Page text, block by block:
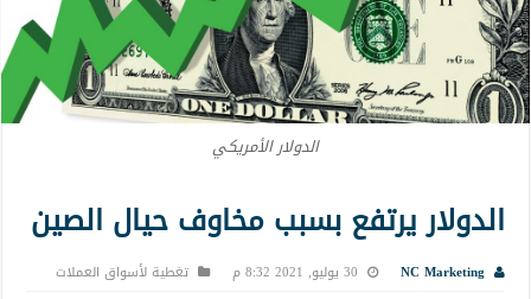
الدولار الأمريكي
الدولار يرتفع بسبب مخاوف حيال الصين
NC Marketing 30 يوليو, 2021 8:32 م تغطية لأسواق العملات